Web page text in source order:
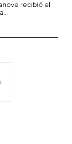
recibió el